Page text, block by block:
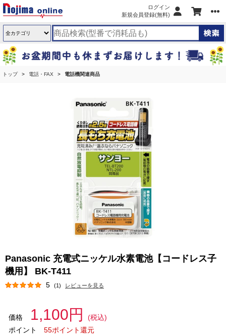
ログイン
新規会員登録(無料)
トップ 電話・FAX 電話機関連商品
Panasonic 充電式ニッケル水素電池【コードレス子
機用】 BK-T411
5 (1) レビューを見る
価格 1,100円
(税込)
ポイント
55ポイント還元